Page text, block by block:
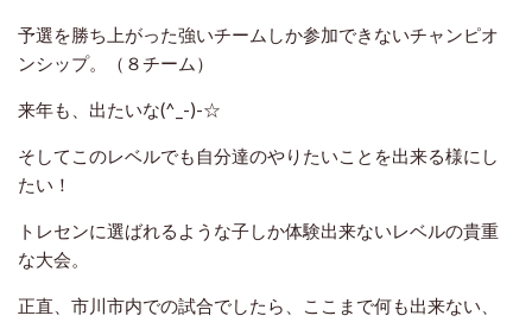
予選を勝ち上がった強いチームしか参加できないチャンピオ
ンシップ。（８チーム）
来年も、出たいな(^_-)-☆
そしてこのレベルでも自分達のやりたいことを出来る様にし
たい！
トレセンに選ばれるような子しか体験出来ないレベルの貴重
な大会。
正直、市川市内での試合でしたら、ここまで何も出来ない、